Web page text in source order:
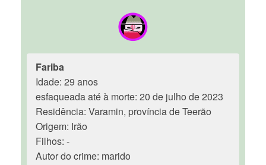
Fariba
Idade: 29 anos
esfaqueada até à morte: 20 de julho de 2023
Residência: Varamin, província de Teerão
Origem: Irão
Filhos: -
Autor do crime: marido